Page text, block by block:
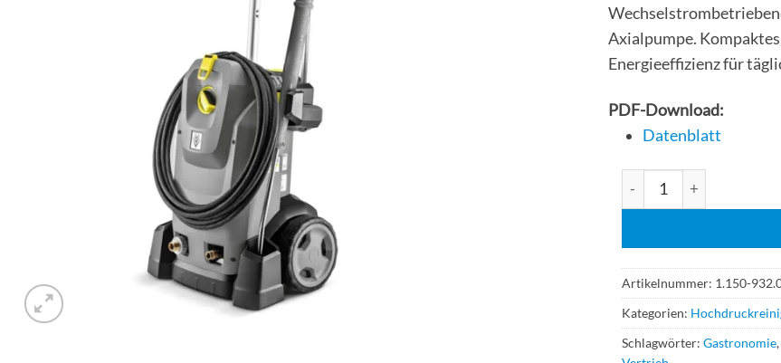
Axialpumpe.
Energieeffizienz für
PDF-Download:
Datenblatt
Kärcher
Artikelnummer: 1.150-
Kategorien:
Schlagwörter: Gastronomie,